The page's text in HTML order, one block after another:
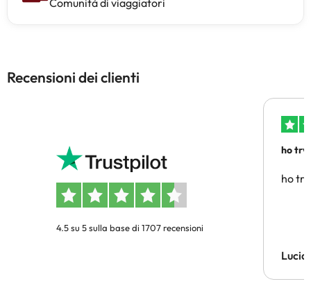
Comunità di viaggiatori
Recensioni dei clienti
4.5 su 5 sulla base di 1707 recensioni
ho
ho
Lucia